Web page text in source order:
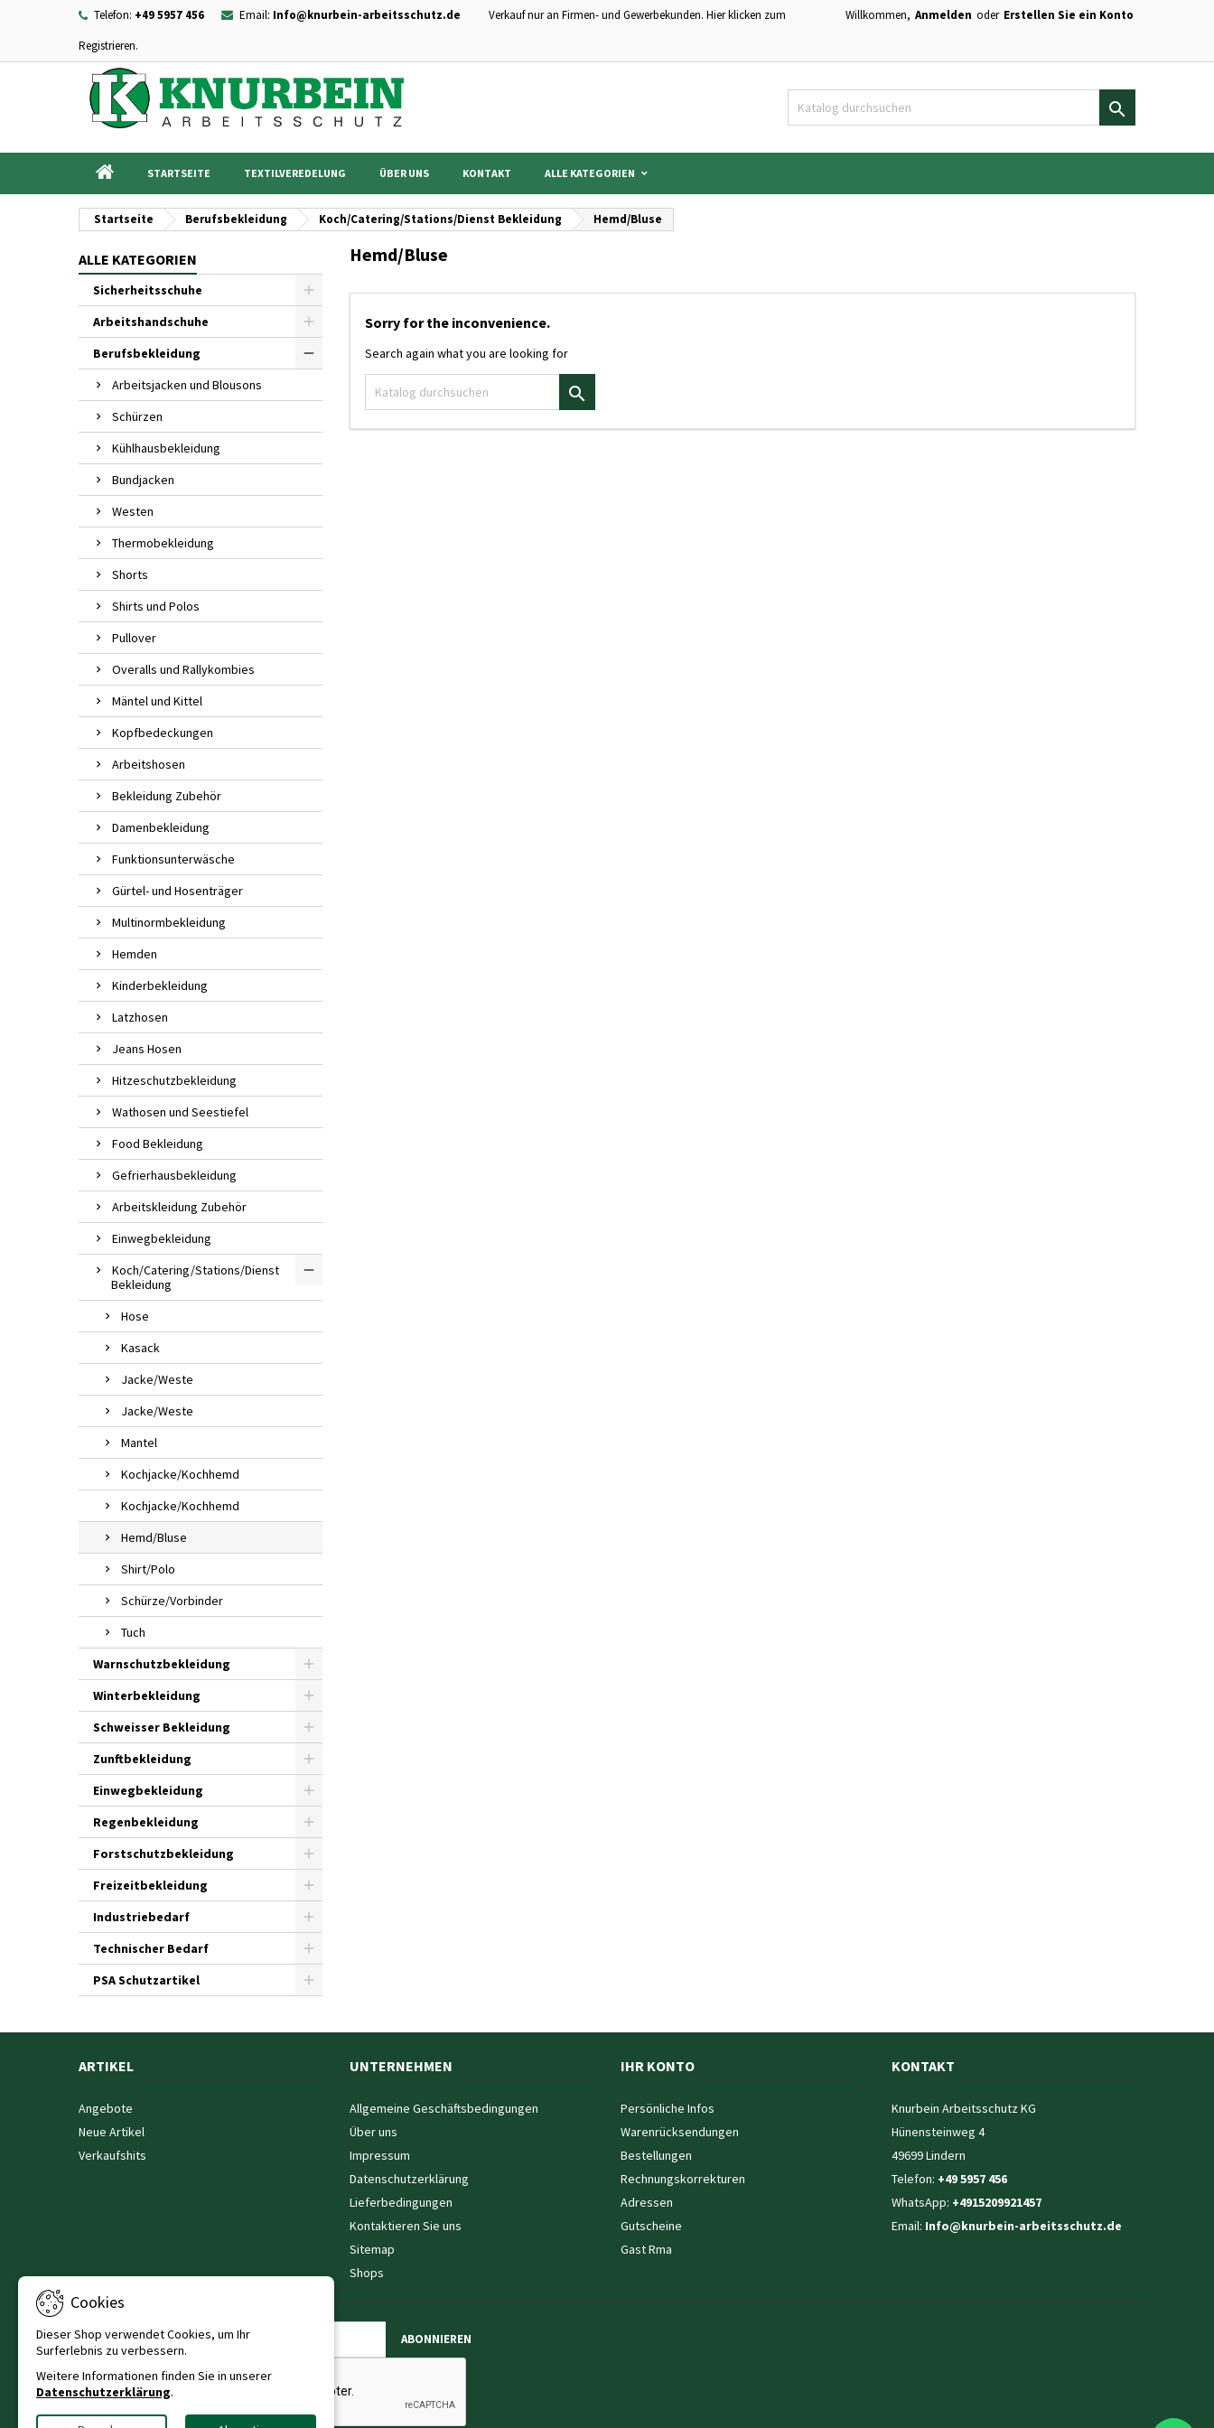
Telefon: +49 5957 456 Email: Info@knurbein-arbeitsschutz.de Willkommen, Anmelden oder Erstellen Sie ein Konto
Verkauf nur an Firmen- und Gewerbekunden. Hier klicken zum
Registrieren.

STARTSEITE TEXTILVEREDELUNG ÜBER UNS KONTAKT ALLE KATEGORIEN
Startseite Berufsbekleidung Koch/Catering/Stations/Dienst Bekleidung Hemd/Bluse
ALLE KATEGORIEN
Sicherheitsschuhe
Arbeitshandschuhe
Berufsbekleidung
Arbeitsjacken und Blousons
Schürzen
Kühlhausbekleidung
Bundjacken
Westen
Thermobekleidung
Shorts
Shirts und Polos
Pullover
Overalls und Rallykombies
Mäntel und Kittel
Kopfbedeckungen
Arbeitshosen
Bekleidung Zubehör
Damenbekleidung
Funktionsunterwäsche
Gürtel- und Hosenträger
Multinormbekleidung
Hemden
Kinderbekleidung
Latzhosen
Jeans Hosen
Hitzeschutzbekleidung
Wathosen und Seestiefel
Food Bekleidung
Gefrierhausbekleidung
Arbeitskleidung Zubehör
Einwegbekleidung
Koch/Catering/Stations/Dienst
Bekleidung
Hose
Kasack
Jacke/Weste
Jacke/Weste
Mantel
Kochjacke/Kochhemd
Kochjacke/Kochhemd
Hemd/Bluse
Shirt/Polo
Schürze/Vorbinder
Tuch
Warnschutzbekleidung
Winterbekleidung
Schweisser Bekleidung
Zunftbekleidung
Einwegbekleidung
Regenbekleidung
Forstschutzbekleidung
Freizeitbekleidung
Industriebedarf
Technischer Bedarf
PSA Schutzartikel
Hemd/Bluse
Sorry for the inconvenience.
Search again what you are looking for

ARTIKEL
Angebote
Neue Artikel
Verkaufshits
UNTERNEHMEN
Allgemeine Geschäftsbedingungen
Über uns
Impressum
Datenschutzerklärung
Lieferbedingungen
Kontaktieren Sie uns
Sitemap
Shops
IHR KONTO
Persönliche Infos
Warenrücksendungen
Bestellungen
Rechnungskorrekturen
Adressen
Gutscheine
Gast Rma
KONTAKT
Knurbein Arbeitsschutz KG
Hünensteinweg 4
49699 Lindern
Telefon: +49 5957 456
WhatsApp: +4915209921457
Email: Info@knurbein-arbeitsschutz.de
×
add_circle_outline
×
((confirmMessage))
((cancelText)) ((modalDeleteText))
×
Name der Wunschliste
Abbrechen Wunschliste erstellen
×
Sie müssen angemeldet sein, um Artikel Ihrer Wunschliste hinzufügen zu können.
Abbrechen Anmelden
Cookies
Dieser Shop verwendet Cookies, um Ihr
Surferlebnis zu verbessern.
Weitere Informationen finden Sie in unserer
Datenschutzerklärung.
NEWSLETTER